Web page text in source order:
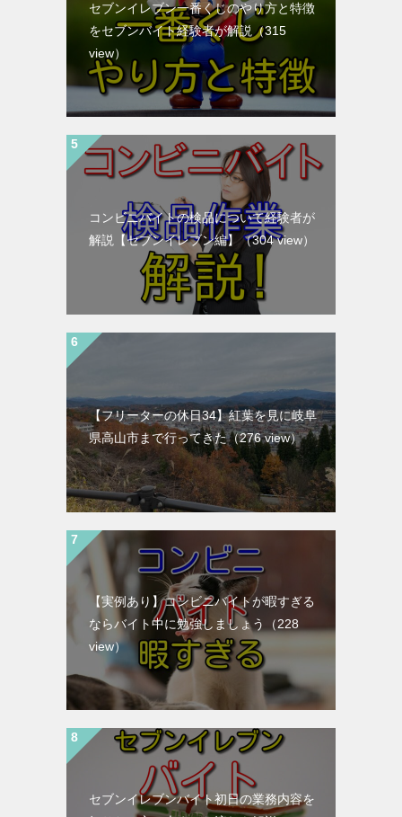
セブンイレブン一番くじのやり方と特徴
をセブンバイト経験者が解説（315
view）
コンビニバイトの検品について経験者が
解説【セブンイレブン編】
（304 view）
【フリーターの休日34】紅葉を見に岐阜
県高山市まで行ってきた（276 view）
【実例あり】コンビニバイトが暇すぎる
ならバイト中に勉強しましょう
（228
view）
セブンイレブンバイト初日の業務内容を